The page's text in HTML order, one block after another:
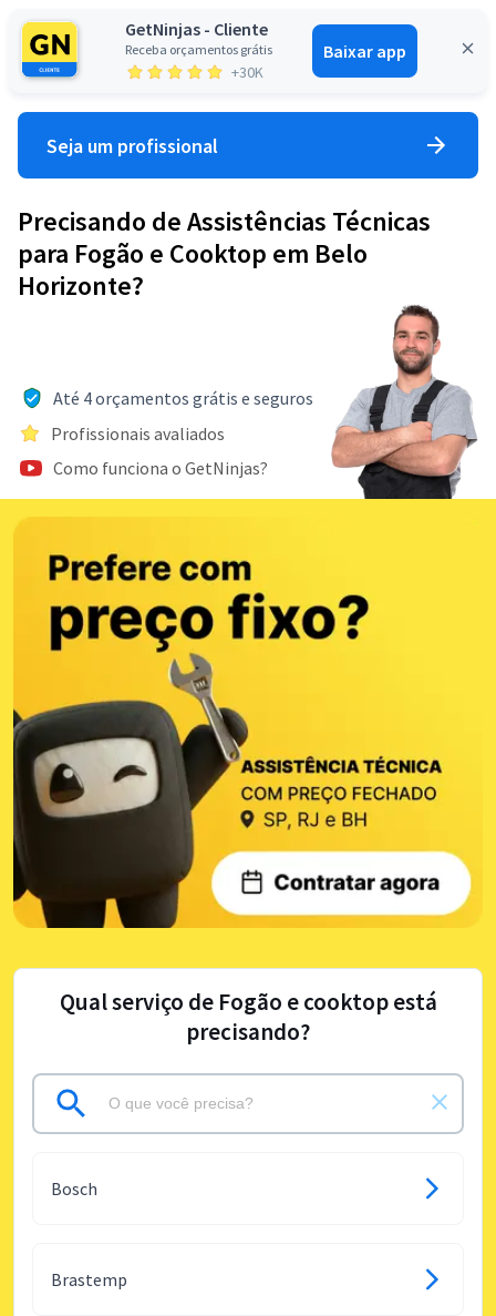
GetNinjas - Cliente
Receba orçamentos grátis
+30K
Baixar app
Entrar
Seja um profissional
Precisando de Assistências Técnicas
para Fogão e Cooktop em Belo
Horizonte?
Até 4 orçamentos grátis e seguros
Profissionais avaliados
Como funciona o GetNinjas?
Qual serviço de Fogão e cooktop está
precisando?
Bosch
Brastemp